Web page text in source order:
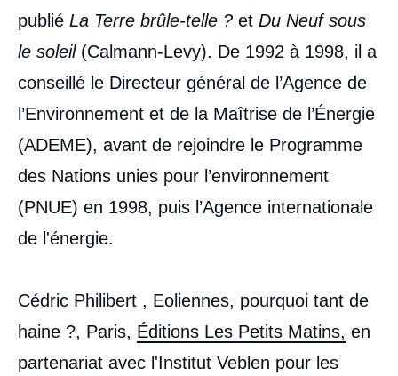
publié La Terre brûle-telle ? et Du Neuf sous
le soleil(Calmann-Levy). De 1992 à 1998, il a
conseillé le Directeur général de l’Agence de
l’Environnement et de la Maîtrise de l’Énergie
(ADEME), avant de rejoindre le Programme
des Nations unies pour l’environnement
(PNUE) en 1998, puis l’Agence internationale
de l'énergie.
Cédric Philibert , Eoliennes, pourquoi tant de
haine ?, Paris, Éditions Les Petits Matins, en
partenariat avec l'Institut Veblen pour les